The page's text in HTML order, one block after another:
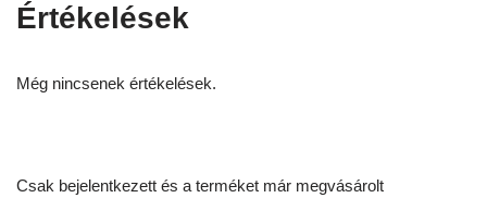
Értékelések
Még nincsenek értékelések.
Csak bejelentkezett és a terméket már megvásárolt